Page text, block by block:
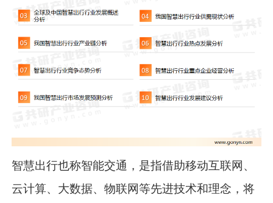
智慧出行也称智能交通，是指借助移动互联网、
云计算、大数据、物联网等先进技术和理念，将